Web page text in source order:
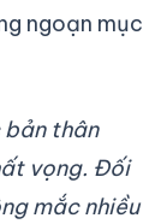
ngoạn mục
bản thân
vọng. Đối
mắc nhiều